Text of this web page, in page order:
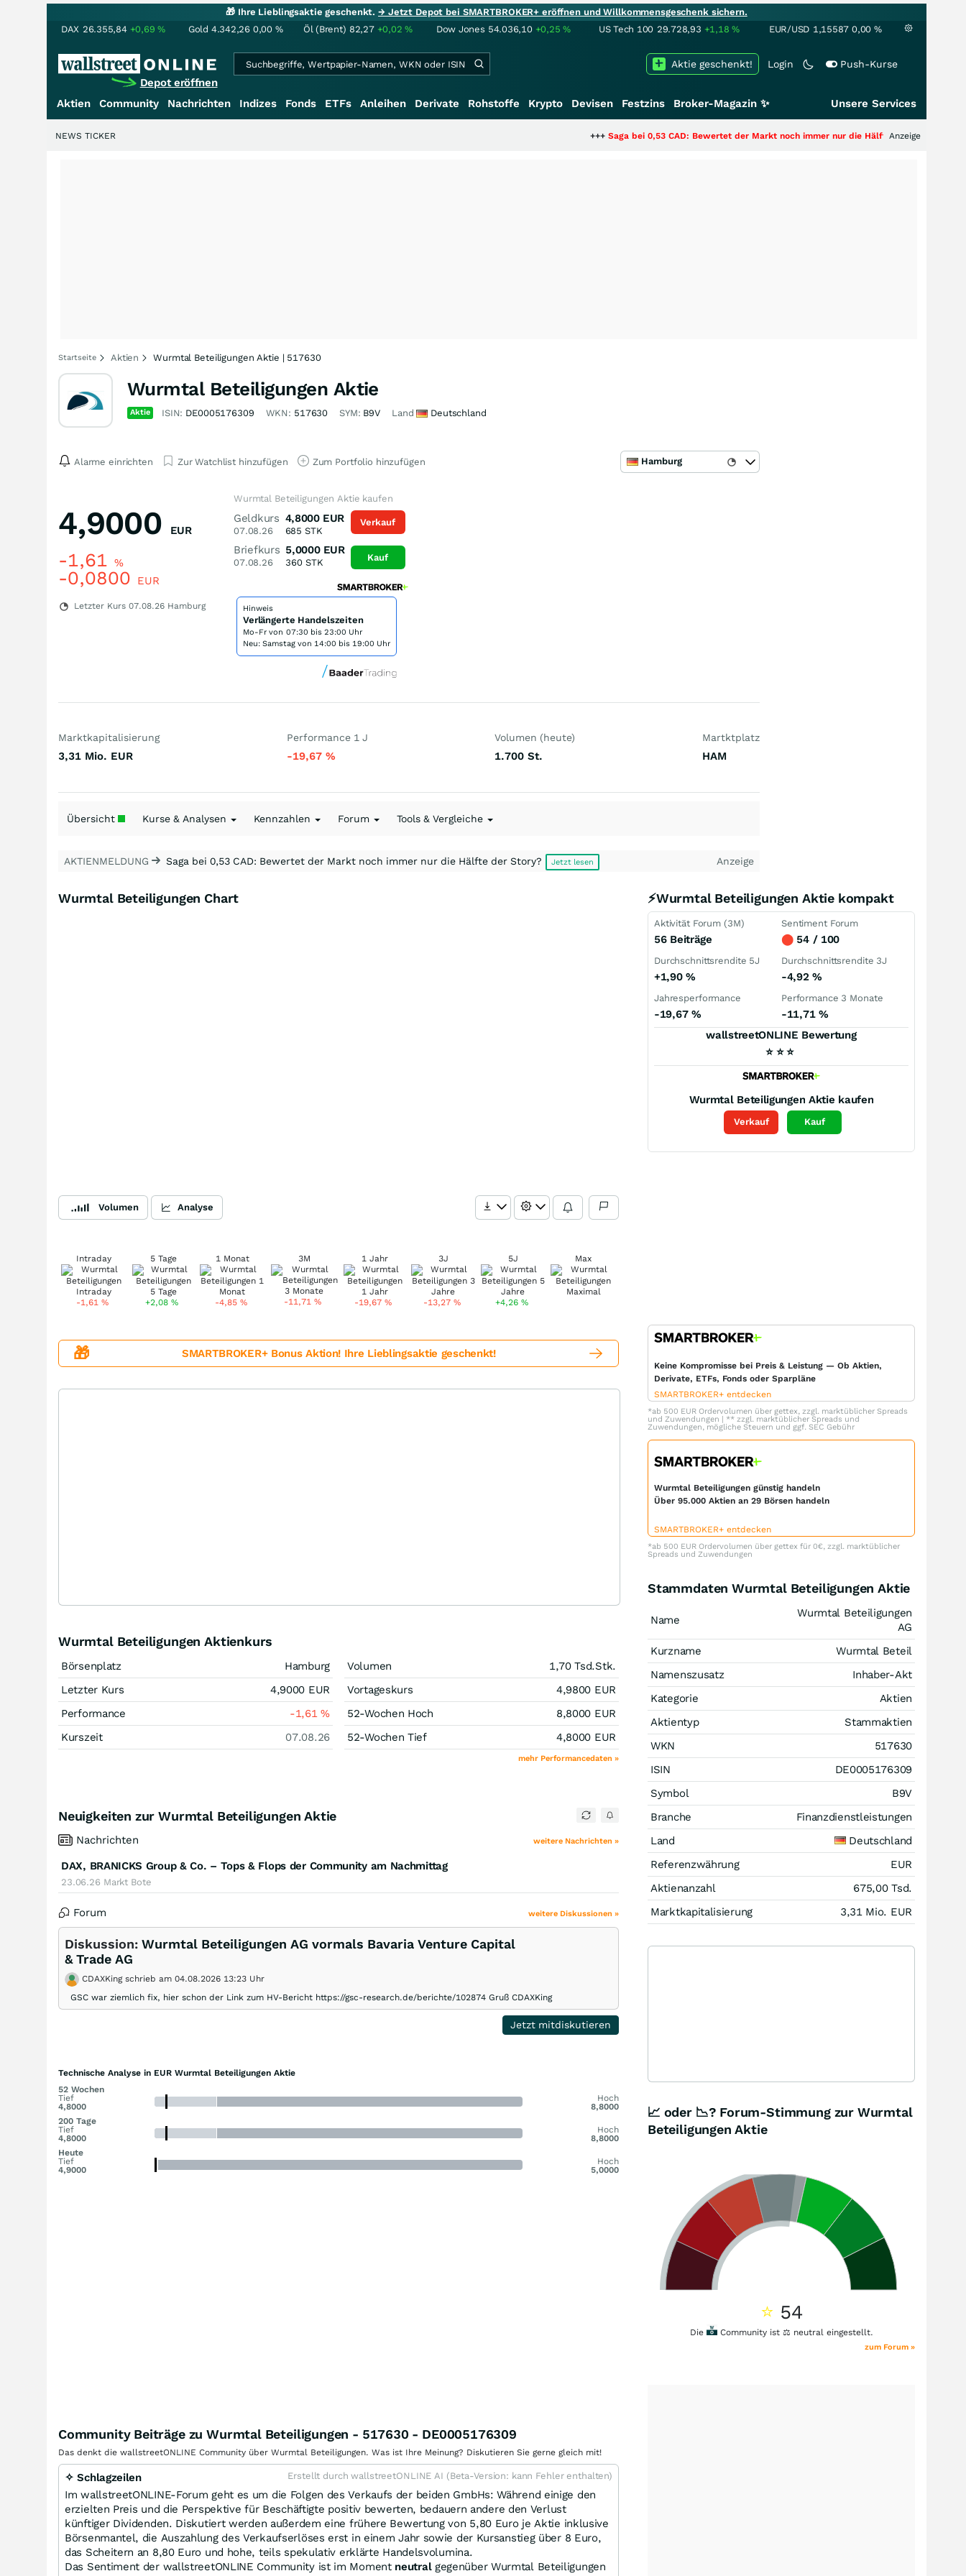
🎁 Ihre Lieblingsaktie geschenkt.→ Jetzt Depot bei SMARTBROKER+ eröffnen und Willkommensgeschenk sichern.
DAX 26.355,84 +0,69% Gold 4.342,26 0,00 % Öl (Brent) 82,27 +0,02% Dow Jones 54.036,10 +0,25% US Tech 100 29.728,93 +1,18% EUR/USD 1,15587 0,00 %
Depot eröffnen
Login Push-Kurse
Aktie geschenkt!
Aktien Community Nachrichten Indizes Fonds ETFs Anleihen Derivate Rohstoffe Krypto Devisen Festzins Broker-Magazin ✨ Unsere Services
Saga bei 0,53 CAD: Bewertet der Markt noch immer nur die Hälfte der Story? +++
Anzeige
NEWS TICKER
Startseite Aktien Wurmtal Beteiligungen Aktie | 517630
Wurmtal Beteiligungen Aktie
Aktie ISIN: DE0005176309 WKN: 517630 SYM: B9V Land Deutschland
Alarme einrichten Zur Watchlist hinzufügen Zum Portfolio hinzufügen Hamburg
4,9000 EUR
-1,61 %
-0,0800 EUR
Letzter Kurs 07.08.26 Hamburg
Wurmtal Beteiligungen Aktie kaufen
Geldkurs
07.08.26
4,8000 EUR
685 STK
Briefkurs
07.08.26
5,0000 EUR
360STK
Verkauf
Kauf
Hinweis
Verlängerte Handelszeiten
Mo-Fr von 07:30 bis 23:00 Uhr
Neu: Samstag von 14:00 bis 19:00 Uhr
Marktkapitalisierung
3,31 Mio. EUR
Performance 1 J
-19,67 %
Volumen (heute)
1.700 St.
Martktplatz
HAM
Übersicht Kurse & Analysen Kennzahlen Forum Tools & Vergleiche
AKTIENMELDUNG Saga bei 0,53 CAD: Bewertet der Markt noch immer nur die Hälfte der Story? Jetzt lesen Anzeige
Wurmtal Beteiligungen Chart
Volumen Analyse
Intraday
-1,61%
5 Tage
+2,08%
1 Monat
-4,85 %
3M
-11,71%
1 Jahr
-19,67%
3J
-13,27 %
5J
+4,26 %
Max
⚡Wurmtal Beteiligungen Aktie kompakt
Aktivität Forum (3M)
56 Beiträge
Sentiment Forum
⬤54 / 100
Durchschnittsrendite 5J
+1,90%
Durchschnittsrendite 3J
-4,92%
Jahresperformance
-19,67 %
Performance 3 Monate
-11,71 %
wallstreetONLINE Bewertung
⭐ ⭐ ⭐
Wurmtal Beteiligungen Aktie kaufen
Verkauf Kauf
🎁 SMARTBROKER+ Bonus Aktion! Ihre Lieblingsaktie geschenkt!
Wurmtal Beteiligungen Aktienkurs
Börsenplatz
Hamburg
Letzter Kurs
4,9000 EUR
Performance
-1,61%
Kurszeit
07.08.26
Volumen 1,70 Tsd.Stk.
Vortageskurs
4,9800 EUR
52-Wochen Hoch
8,8000 EUR
52-Wochen Tief
4,8000 EUR
mehr Performancedaten »
Neuigkeiten zur Wurmtal Beteiligungen Aktie
Nachrichten weitere Nachrichten »
DAX, BRANICKS Group & Co. – Tops & Flops der Community am Nachmittag
23.06.26 Markt Bote
Forum weitere Diskussionen »
Diskussion: Wurmtal Beteiligungen AG vormals Bavaria Venture Capital
& Trade AG
CDAXKing schrieb am 04.08.2026 13:23 Uhr
GSC war ziemlich fix, hier schon der Link zum HV-Bericht https://gsc-research.de/berichte/102874 Gruß CDAXKing
Jetzt mitdiskutieren
Technische Analyse in EUR Wurmtal Beteiligungen Aktie
52 Wochen
Tief
4,8000
Hoch
8,8000
200 Tage
Tief
4,8000
Hoch
8,8000
Heute
Tief
4,9000
Hoch
5,0000
Community Beiträge zu Wurmtal Beteiligungen - 517630 - DE0005176309
Das denkt die wallstreetONLINE Community über Wurmtal Beteiligungen. Was ist Ihre Meinung? Diskutieren Sie gerne gleich mit!
✧ Schlagzeilen Erstellt durch wallstreetONLINE AI (Beta-Version: kann Fehler enthalten)
Im wallstreetONLINE-Forum geht es um die Folgen des Verkaufs der beiden GmbHs: Während einige den
erzielten Preis und die Perspektive für Beschäftigte positiv bewerten, bedauern andere den Verlust
künftiger Dividenden. Diskutiert werden außerdem eine frühere Bewertung von 5,80 Euro je Aktie inklusive
Börsenmantel, die Auszahlung des Verkaufserlöses erst in einem Jahr sowie der Kursanstieg über 8 Euro,
das Scheitern an 8,80 Euro und hohe, teils spekulativ erklärte Handelsvolumina.
Das Sentiment der wallstreetONLINE Community ist im Moment neutralgegenüber Wurmtal Beteiligungen
Keine Kompromisse bei Preis & Leistung — Ob Aktien,
Derivate, ETFs, Fonds oder Sparpläne
SMARTBROKER+ entdecken
*ab 500 EUR Ordervolumen über gettex, zzgl. marktüblicher Spreads
und Zuwendungen | ** zzgl. marktüblicher Spreads und
Zuwendungen, mögliche Steuern und ggf. SEC Gebühr
Wurmtal Beteiligungen günstig handeln
Über 95.000 Aktien an 29 Börsen handeln
SMARTBROKER+ entdecken
*ab 500 EUR Ordervolumen über gettex für 0€, zzgl. marktüblicher
Spreads und Zuwendungen
Stammdaten Wurmtal Beteiligungen Aktie
Name
Wurmtal Beteiligungen
AG
Kurzname
Wurmtal Beteil
Namenszusatz
Inhaber-Akt
Kategorie
Aktien
Aktientyp
Stammaktien
WKN
517630
ISIN
DE0005176309
Symbol
B9V
Branche
Finanzdienstleistungen
Land
Deutschland
Referenzwährung
EUR
Aktienanzahl
675,00 Tsd.
Marktkapitalisierung
3,31 Mio. EUR
📈 oder 📉? Forum-Stimmung zur Wurmtal
Beteiligungen Aktie
⭐ 54
Die Community ist ⚖️ neutral eingestellt.
zum Forum »